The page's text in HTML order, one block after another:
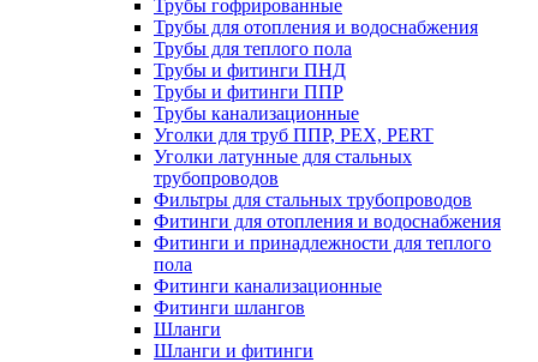
Трубы гофрированные
Трубы для отопления и водоснабжения
Трубы для теплого пола
Трубы и фитинги ПНД
Трубы и фитинги ППР
Трубы канализационные
Уголки для труб ППР, PEX, PERT
Уголки латунные для стальных
трубопроводов
Фильтры для стальных трубопроводов
Фитинги для отопления и водоснабжения
Фитинги и принадлежности для теплого
пола
Фитинги канализационные
Фитинги шлангов
Шланги
Шланги и фитинги